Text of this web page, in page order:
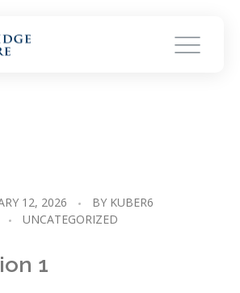
12, 2026 BY KUBER6
UNCATEGORIZED
1